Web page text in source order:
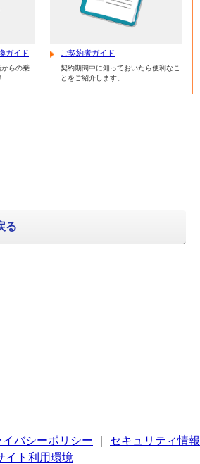
ガイド
からの乗
ご契約者ガイド
契約期間中に知っておいたら便利なこ
とをご紹介します。
る
イバシーポリシー
セキュリティ情報
イト利用環境